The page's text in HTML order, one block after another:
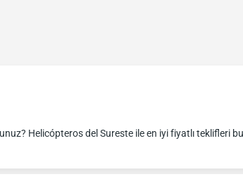
Helicópteros del Sureste ile en iyi fiyatlı teklifleri